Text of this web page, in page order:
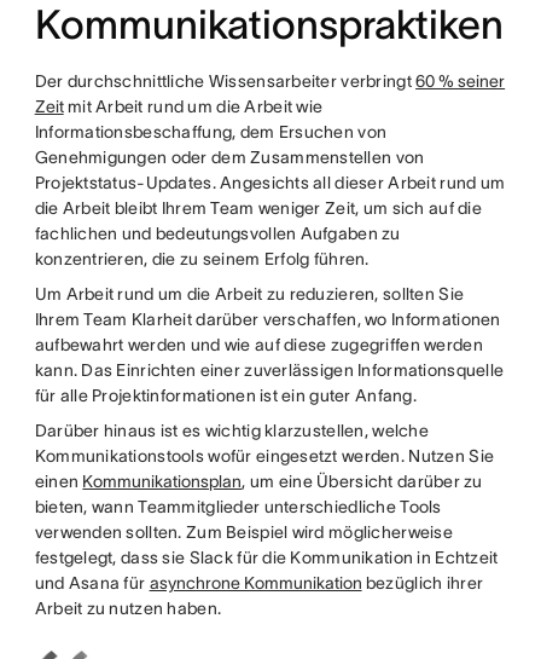
Kommunikationspraktiken
Der durchschnittliche Wissensarbeiter verbringt60 % seiner
Zeitmit Arbeit rund um die Arbeit wie
Informationsbeschaffung, dem Ersuchen von
Genehmigungen oder dem Zusammenstellen von
Projektstatus-Updates. Angesichts all dieser Arbeit rund um
die Arbeit bleibt Ihrem Team weniger Zeit, um sich auf die
fachlichen und bedeutungsvollen Aufgaben zu
konzentrieren, die zu seinem Erfolg führen.
Um Arbeit rund um die Arbeit zu reduzieren, sollten Sie
Ihrem Team Klarheit darüber verschaffen, wo Informationen
aufbewahrt werden und wie auf diese zugegriffen werden
kann. Das Einrichten einer zuverlässigen Informationsquelle
für alle Projektinformationen ist ein guter Anfang.
Darüber hinaus ist es wichtig klarzustellen, welche
Kommunikationstools wofür eingesetzt werden. Nutzen Sie
einen Kommunikationsplan, um eine Übersicht darüber zu
bieten, wann Teammitglieder unterschiedliche Tools
verwenden sollten. Zum Beispiel wird möglicherweise
festgelegt, dass sie Slack für die Kommunikation in Echtzeit
und Asana für asynchrone Kommunikation bezüglich ihrer
Arbeit zu nutzen haben.